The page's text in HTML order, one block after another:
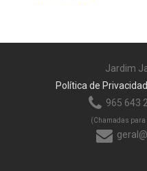
Jardim
Política de
965 643
(Chamadas para